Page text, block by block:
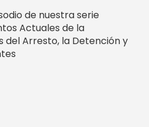
de nuestra serie
Actuales de la
del Arresto, la Detención y